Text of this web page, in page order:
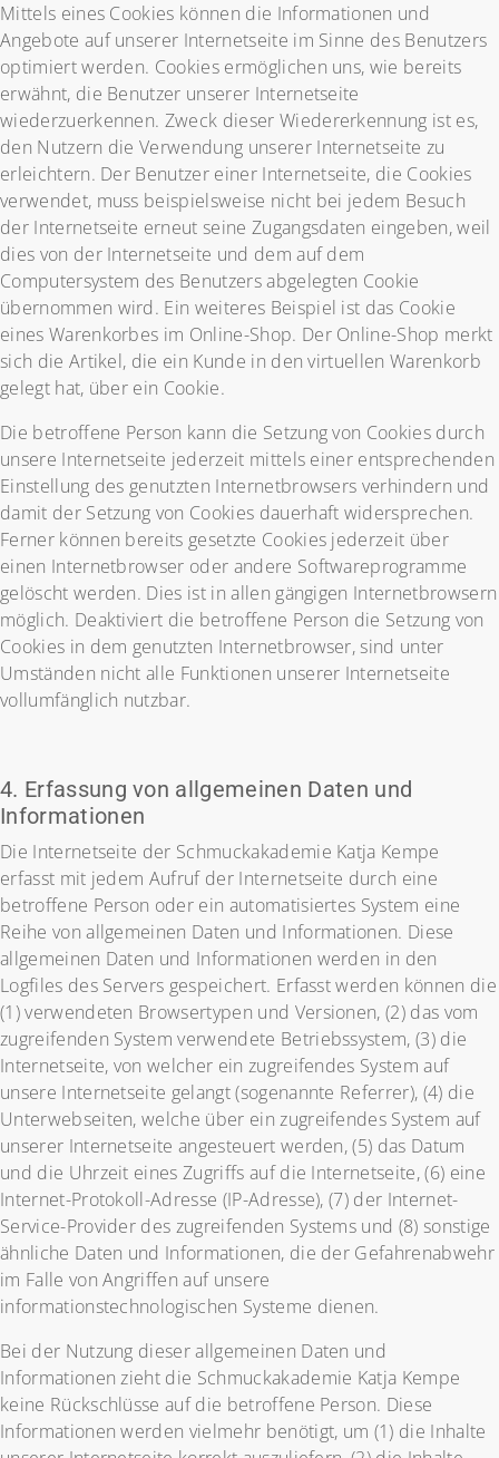
Mittels eines Cookies können die Informationen und
Angebote auf unserer Internetseite im Sinne des Benutzers
optimiert werden. Cookies ermöglichen uns, wie bereits
erwähnt, die Benutzer unserer Internetseite
wiederzuerkennen. Zweck dieser Wiedererkennung ist es,
den Nutzern die Verwendung unserer Internetseite zu
erleichtern. Der Benutzer einer Internetseite, die Cookies
verwendet, muss beispielsweise nicht bei jedem Besuch
der Internetseite erneut seine Zugangsdaten eingeben, weil
dies von der Internetseite und dem auf dem
Computersystem des Benutzers abgelegten Cookie
übernommen wird. Ein weiteres Beispiel ist das Cookie
eines Warenkorbes im Online-Shop. Der Online-Shop merkt
sich die Artikel, die ein Kunde in den virtuellen Warenkorb
gelegt hat, über ein Cookie.
Die betroffene Person kann die Setzung von Cookies durch
unsere Internetseite jederzeit mittels einer entsprechenden
Einstellung des genutzten Internetbrowsers verhindern und
damit der Setzung von Cookies dauerhaft widersprechen.
Ferner können bereits gesetzte Cookies jederzeit über
einen Internetbrowser oder andere Softwareprogramme
gelöscht werden. Dies ist in allen gängigen Internetbrowsern
möglich. Deaktiviert die betroffene Person die Setzung von
Cookies in dem genutzten Internetbrowser, sind unter
Umständen nicht alle Funktionen unserer Internetseite
vollumfänglich nutzbar.
4. Erfassung von allgemeinen Daten und
Informationen
Die Internetseite der Schmuckakademie Katja Kempe
erfasst mit jedem Aufruf der Internetseite durch eine
betroffene Person oder ein automatisiertes System eine
Reihe von allgemeinen Daten und Informationen. Diese
allgemeinen Daten und Informationen werden in den
Logfiles des Servers gespeichert. Erfasst werden können die
(1) verwendeten Browsertypen und Versionen, (2) das vom
zugreifenden System verwendete Betriebssystem, (3) die
Internetseite, von welcher ein zugreifendes System auf
unsere Internetseite gelangt (sogenannte Referrer), (4) die
Unterwebseiten, welche über ein zugreifendes System auf
unserer Internetseite angesteuert werden, (5) das Datum
und die Uhrzeit eines Zugriffs auf die Internetseite, (6) eine
Internet-Protokoll-Adresse (IP-Adresse), (7) der Internet-
Service-Provider des zugreifenden Systems und (8) sonstige
ähnliche Daten und Informationen, die der Gefahrenabwehr
im Falle von Angriffen auf unsere
informationstechnologischen Systeme dienen.
Bei der Nutzung dieser allgemeinen Daten und
Informationen zieht die Schmuckakademie Katja Kempe
keine Rückschlüsse auf die betroffene Person. Diese
Informationen werden vielmehr benötigt, um (1) die Inhalte